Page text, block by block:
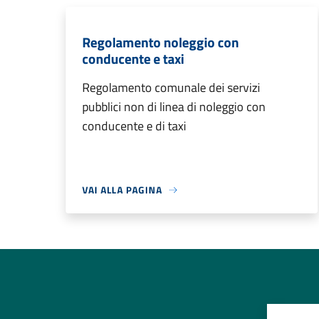
Regolamento noleggio con
conducente e taxi
Regolamento comunale dei servizi
pubblici non di linea di noleggio con
conducente e di taxi
VAI ALLA PAGINA